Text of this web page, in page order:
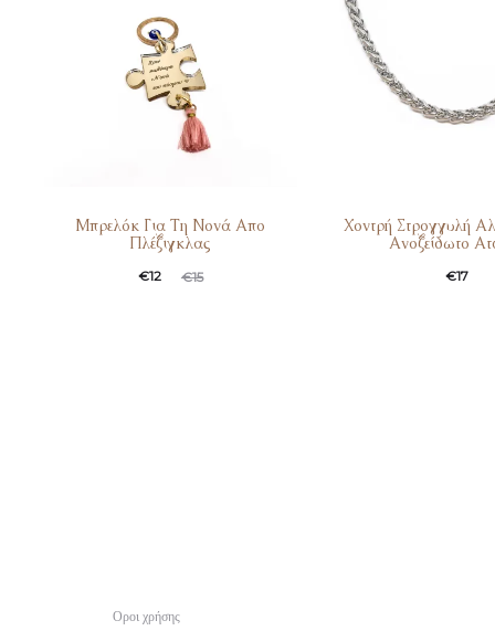
Μπρελόκ Για Τη Νονά Απο
Πλέξιγκλας
€15
€12
Χοντρή Στρογγυλή
Ανοξείδωτο
€17
Οροι χρήσης